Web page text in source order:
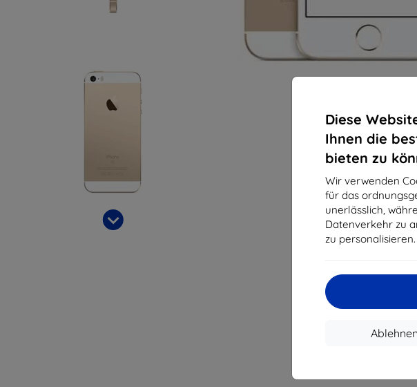
Diese
Ihnen die
bieten zu
Wir verwenden
für das
unerlässlich,
Datenverkehr zu
zu personalisieren.
Ablehnen